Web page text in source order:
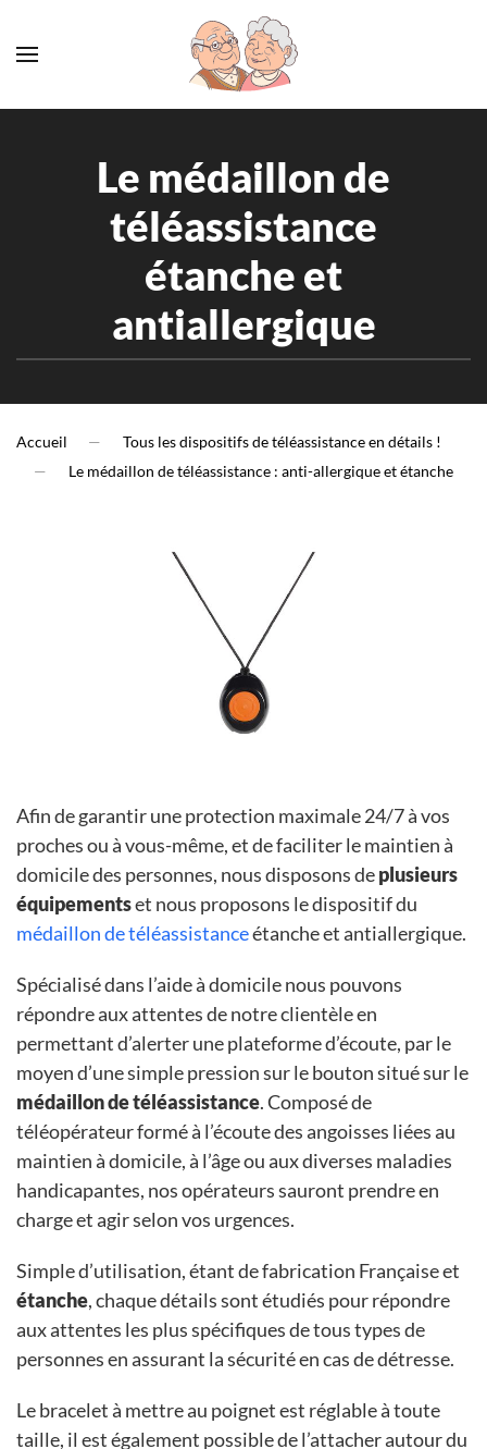
Accéder au contenu principal
Le médaillon de
téléassistance
étanche et
antiallergique
Accueil
Tous les dispositifs de téléassistance en détails !
Le médaillon de téléassistance : anti-allergique et étanche
Afin de garantir une protection maximale 24/7 à vos
proches ou à vous-même, et de faciliter le maintien à
domicile des personnes, nous disposons deplusieurs
équipementset nous proposons le dispositif du
médaillon de téléassistanceétanche et antiallergique.
Spécialisé dans l’aide à domicile nous pouvons
répondre aux attentes de notre clientèle en
permettant d’alerter une plateforme d’écoute, par le
moyen d’une simple pression sur le bouton situé sur le
médaillon de téléassistance. Composé de
téléopérateur formé à l’écoute des angoisses liées au
maintien à domicile, à l’âge ou aux diverses maladies
handicapantes, nos opérateurs sauront prendre en
charge et agir selon vos urgences.
Simple d’utilisation, étant de fabrication Française et
étanche, chaque détails sont étudiés pour répondre
aux attentes les plus spécifiques de tous types de
personnes en assurant la sécurité en cas de détresse.
Le bracelet à mettre au poignet est réglable à toute
taille, il est également possible de l’attacher autour du